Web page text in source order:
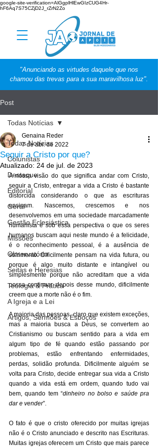
google-site-verification=AlGgplHlEwGIzCUG4Hr-
hF6Aq7S75CZjD2J_rZrN2Zo
"Anunciando as virtudes daquele que nos
chamou das trevas para a sua maravilhosa luz".
Post
Todas Notícias
Colunistas
Destaque
Editorial
Geral
Gestão Eclesiástica
Missões
Observatório
Seitas e Heresias
Teologia & Prática
A Igreja e a Lei
Artigos, Sermões & Esboços
Todas Notícias
Seguir a Cristo por que?
Genaina Reder
7 de abr. de 2022
Atualizado: 24 de jul. de 2023
A nossa visão do que significa andar com Cristo,
seguir a Cristo, entregar a vida a Cristo é bastante
distorcida considerando o que as escrituras
ensinam. Nascemos, crescemos e nos
desenvolvemos em uma sociedade marcadamente
humanista e sob essa perspectiva o que os seres
humanos buscam aqui neste mundo é a felicidade,
é o reconhecimento pessoal, é a ausência de
sofrimento. Dificilmente pensam na vida futura, ou
porque é algo muito distante e intangível ou
simplesmente porque não acreditam que a vida
possa continuar depois desse mundo, dificilmente
creem que a morte não é o fim.
A maioria das pessoas, claro que existem exceções,
mas a maioria busca a Deus, se convertem ao
Cristianismo ou buscam sentido para a vida em
algum tipo de fé quando estão passando por
problemas, estão enfrentando enfermidades,
perdas, solidão profunda. Dificilmente alguém se
volta para Cristo, decide entregar sua vida a Cristo
quando a vida está em ordem, quando tudo vai
bem, quando tem “dinheiro no bolso e saúde pra
dar e vender”.
O fato é que o cristo oferecido por muitas igrejas
não é o Cristo anunciado e descrito nas Escrituras.
Muitas igrejas oferecem um Cristo que mais parece